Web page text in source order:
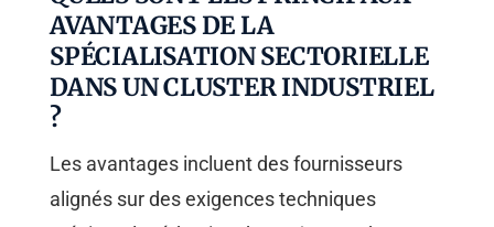
AVANTAGES DE LA
SPÉCIALISATION SECTORIELLE
DANS UN CLUSTER INDUSTRIEL
?
Les avantages incluent des fournisseurs
alignés sur des exigences techniques